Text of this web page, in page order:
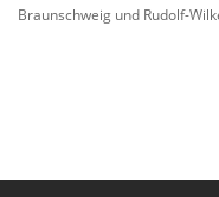
Braunschweig und Rudolf-